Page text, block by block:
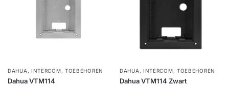
DAHUA , INTERCOM , TOEBEHOREN
Dahua VTM114
DAHUA , INTERCOM , TOEBEHOREN
Dahua VTM114 Zwart